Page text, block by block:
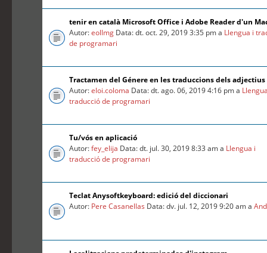
tenir en català Microsoft Office i Adobe Reader d'un
Autor:eollmg Data: dt. oct. 29, 2019 3:35 pm a Llengua i
de programari
Tractamen del Génere en les traduccions dels adjectius
Autor:eloi.coloma Data: dt. ago. 06, 2019 4:16 pm a
traducció de programari
Tu/vós en aplicació
Autor:fey_elija Data: dt. jul. 30, 2019 8:33 am a Llengua i
traducció de programari
Teclat Anysoftkeyboard: edició del diccionari
Autor: Pere Casanellas Data: dv. jul. 12, 2019 9:20 am a